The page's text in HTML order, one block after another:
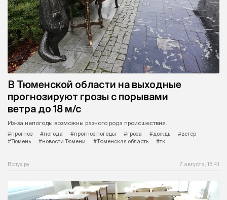
В Тюменской области на выходные
прогнозируют грозы с порывами
ветра до 18 м/с
Из-за непогоды возможны разного рода происшествия.
#прогноз
#погода #прогноз погоды #гроза #дождь
#ветер
#Тюмень
#новости Тюмени #Тюменская область #тк
Вслух.ру 7 августа, 15:41